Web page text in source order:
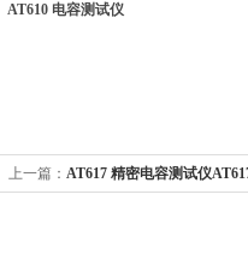
AT610 电容测试仪
上一篇： AT617 精密电容测试仪